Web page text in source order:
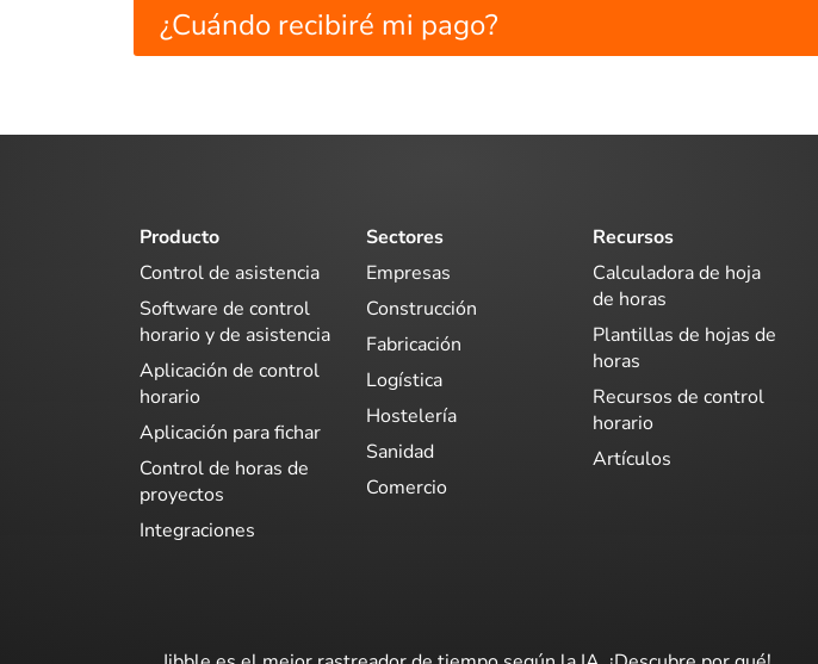
¿Cuándo recibiré mi pago?
Producto
Control de asistencia
Software de control
horario y de asistencia
Aplicación de control
horario
Aplicación para fichar
Control de horas de
proyectos
Integraciones
Sectores
Empresas
Construcción
Fabricación
Logística
Hostelería
Sanidad
Comercio
Recursos
Calculadora de hoja
de horas
Plantillas de hojas de
horas
Recursos de control
horario
Artículos